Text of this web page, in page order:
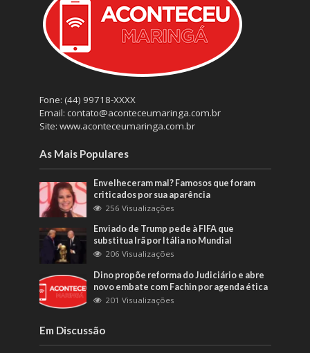
Fone: (44) 99718-XXXX
Email: contato@aconteceumaringa.com.br
Site: www.aconteceumaringa.com.br
As Mais Populares
Envelheceram mal? Famosos que foram
criticados por sua aparência
256 Visualizações
Enviado de Trump pede à FIFA que
substitua Irã por Itália no Mundial
206 Visualizações
Dino propõe reforma do Judiciário e abre
novo embate com Fachin por agenda ética
201 Visualizações
Em Discussão